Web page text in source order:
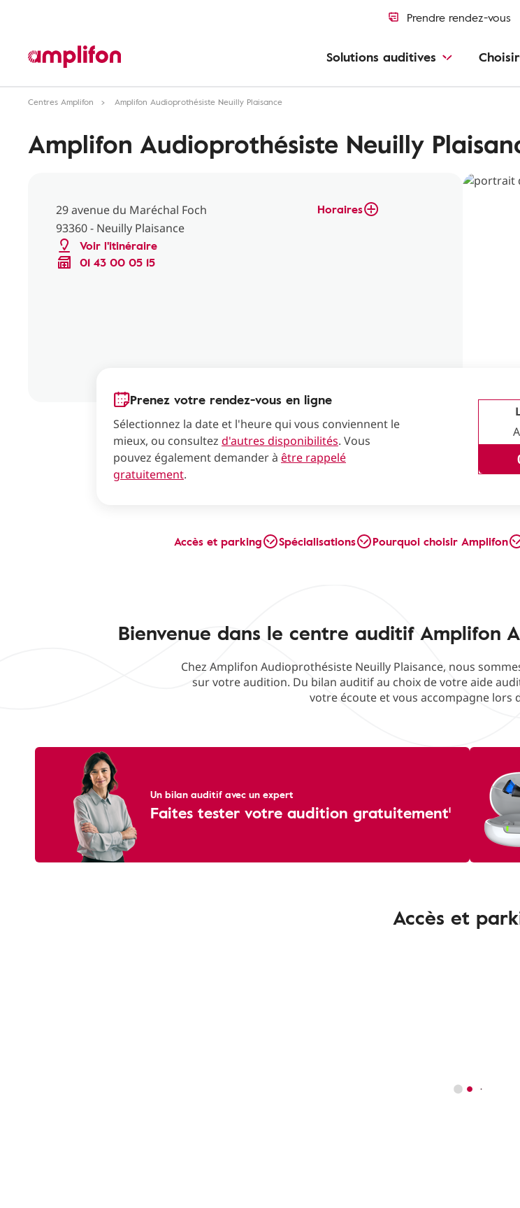
Prendre rendez-vous
Solutions auditives
Centres Amplifon Amplifon Audioprothésiste Neuilly Plaisance
Amplifon Audioprothésiste Neuilly
29 avenue du Maréchal Foch
93360 - Neuilly Plaisance
Voir l'itinéraire
01 43 00 05 15
Horaires
Prenez votre rendez-vous en ligne
Sélectionnez la date et l'heure qui vous conviennent le
mieux, ou consultez d'autres disponibilités. Vous
pouvez également demander à être rappelé
gratuitement.
Accès et parking Spécialisations Pourquoi choisir Amplifon
Bienvenue dans le centre auditif Amplifon
Chez Amplifon Audioprothésiste Neuilly Plaisance, nous
sur votre audition. Du bilan auditif au choix de votre aide
votre écoute et vous accompagne lors
Un bilan auditif avec un expert
Faites tester votre audition gratuitement¹
Accès et